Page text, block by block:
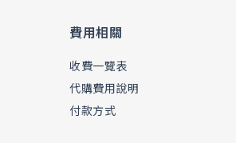
費用相關
收費一覽表
代購費用說明
付款方式